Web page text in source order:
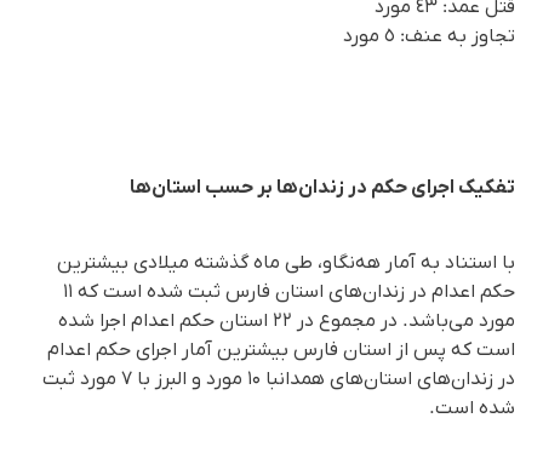
قتل‌ عمد: ٤٣ مورد
تجاوز به عنف: ٥ مورد
تفکیک اجرای حکم در زندان‌ها بر حسب استان‌ها
با استناد به آمار هه‌نگاو، طی ماه گذشته میلادی بیشترین
حکم اعدام در زندان‌های استان فارس ثبت شده است که ۱۱
مورد می‌باشد. در مجموع در ۲۲ استان حکم اعدام اجرا شده
است که پس از استان فارس بیشترین آمار اجرای حکم اعدام
در زندان‌های استان‌های همدانبا ۱۰ مورد و البرز با ۷ مورد ثبت
شده است.